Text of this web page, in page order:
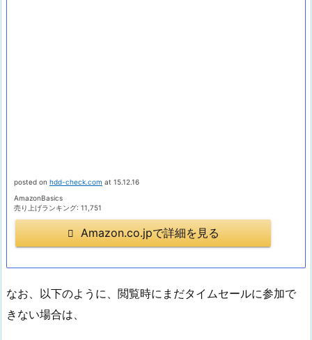
posted on hdd-check.com at 15.12.16
AmazonBasics
売り上げランキング: 11,751
Amazon.co.jpで詳細を見る
なお、以下のように、閲覧時にまだタイムセールに参加で
きない場合は、